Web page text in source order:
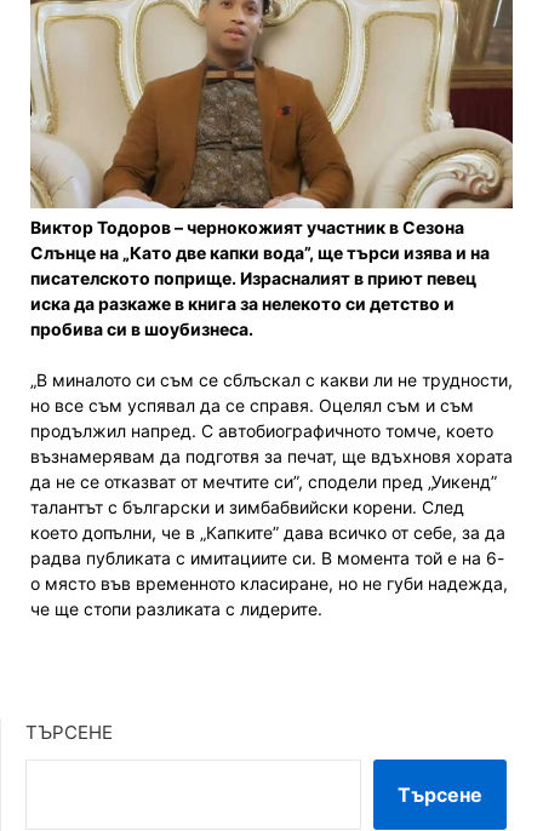
Виктор Тодоров – чернокожият участник в Сезона
Слънце на „Като две капки вода”, ще търси изява и на
писателското поприще. Израсналият в приют певец
иска да разкаже в книга за нелекото си детство и
пробива си в шоубизнеса.
„В миналото си съм се сблъскал с какви ли не трудности,
но все съм успявал да се справя. Оцелял съм и съм
продължил напред. С автобиографичното томче, което
възнамерявам да подготвя за печат, ще вдъхновя хората
да не се отказват от мечтите си”, сподели пред „Уикенд”
талантът с български и зимбабвийски корени. След
което допълни, че в „Капките” дава всичко от себе, за да
радва публиката с имитациите си. В момента той е на 6-
о място във временното класиране, но не губи надежда,
че ще стопи разликата с лидерите.
ТЪРСЕНЕ
Търсене